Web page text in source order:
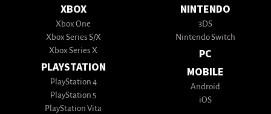
XBOX
Xbox One
Xbox Series S/X
Xbox Series X
PLAYSTATION
PlayStation 4
PlayStation 5
PlayStation Vita
NINTENDO
3DS
Nintendo Switch
PC
MOBILE
Android
iOS